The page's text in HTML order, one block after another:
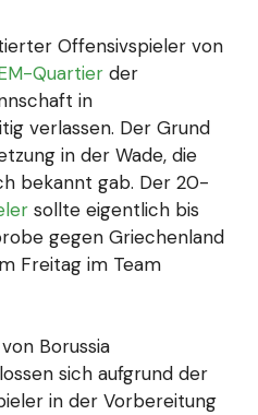
Offensivspieler von
Quartier der
in
verlassen. Der Grund
in der Wade, die
bekannt gab. Der 20-
sollte eigentlich bis
gegen Griechenland
Freitag im Team
Borussia
sich aufgrund der
in der Vorbereitung